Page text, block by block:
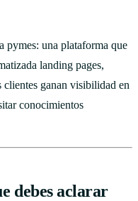
una plataforma que
landing pages,
ganan visibilidad en
conocimientos
debes aclarar